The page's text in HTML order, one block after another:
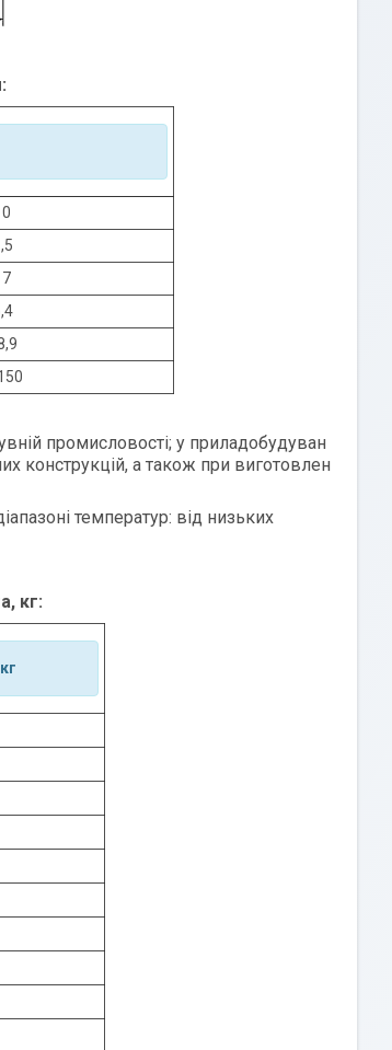
промисловості; у приладобудуван
конструкцій, а також при виготовлен
температур: від низьких
кг: